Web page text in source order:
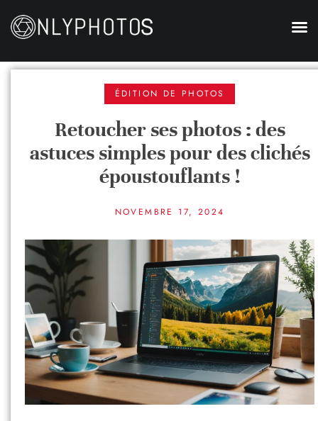
ÉDITION DE PHOTOS
Retoucher ses photos : des
astuces simples pour des clichés
époustouflants !
NOVEMBRE 17, 2024